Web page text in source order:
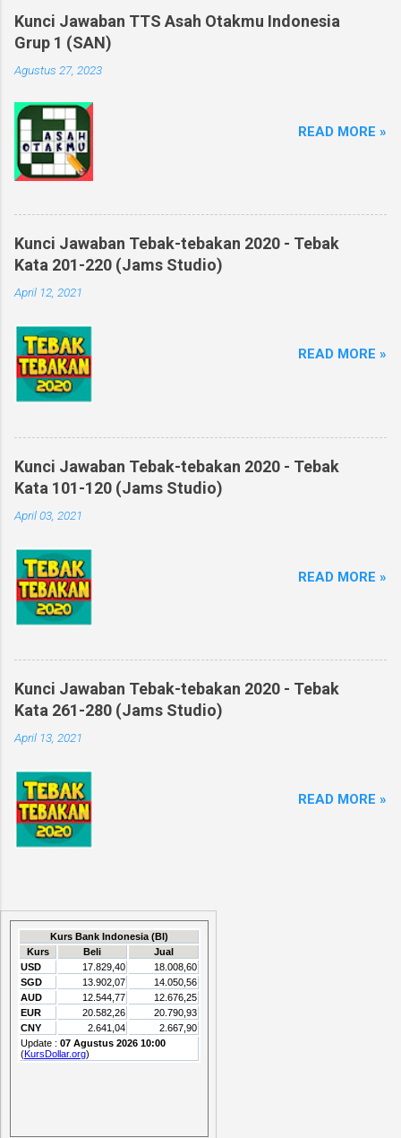
Kunci Jawaban TTS Asah Otakmu Indonesia
Grup 1 (SAN)
Agustus 27, 2023
READ MORE »
Kunci Jawaban Tebak-tebakan 2020 - Tebak
Kata 201-220 (Jams Studio)
April 12, 2021
READ MORE »
Kunci Jawaban Tebak-tebakan 2020 - Tebak
Kata 101-120 (Jams Studio)
April 03, 2021
READ MORE »
Kunci Jawaban Tebak-tebakan 2020 - Tebak
Kata 261-280 (Jams Studio)
April 13, 2021
READ MORE »